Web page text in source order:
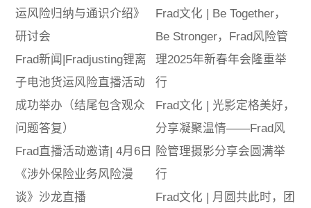
运风险归纳与通识介绍》
研讨会
Frad新闻|Fradjusting锂离
子电池货运风险直播活动
成功举办（结尾包含观众
问题答复）
Frad直播活动邀请| 4月6日
《涉外保险业务风险漫
谈》沙龙直播
Frad文化 | Be Together，
Be Stronger，Frad风险管
理2025年新春年会隆重举
行
Frad文化 | 光影定格美好，
分享凝聚温情——Frad风
险管理摄影分享会圆满举
行
Frad文化 | 月圆共此时，团